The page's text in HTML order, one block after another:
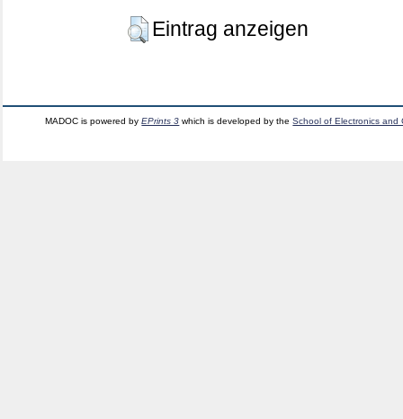
Eintrag anzeigen
MADOC is powered byEPrints 3 which is developed by theSchool of Electronics and